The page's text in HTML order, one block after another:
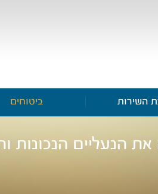
השירות ביטוחים
הנעליים הנכונות